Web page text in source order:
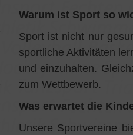
Warum ist Sport so
Sport ist nicht nur
sportliche Aktivitäten
und einzuhalten.
zum Wettbewerb.
Was erwartet die
Unsere Sportvereine